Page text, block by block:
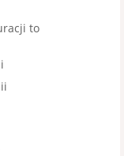
to